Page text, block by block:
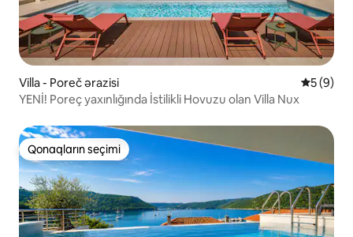
Villa - Poreč ərazisi
5 (9)
YENİ! Poreç yaxınlığında İstilikli Hovuzu olan Villa Nux
Qonaqların seçimi
Qonaqların seçimi